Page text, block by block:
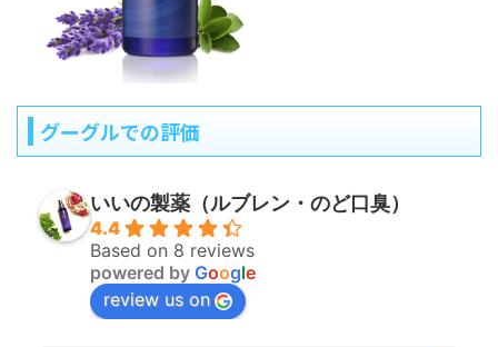
グーグルでの評価
いいの製薬（ルブレン・のど口臭）
4.4
Based on 8 reviews
powered by Google
review us on